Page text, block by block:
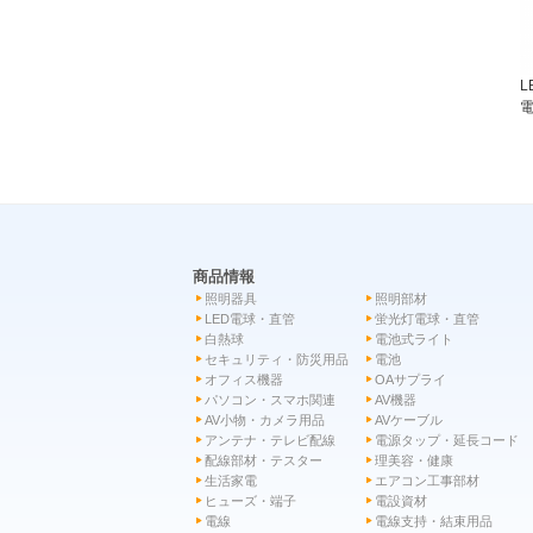
商品情報
照明器具
照明部材
LED電球・直管
蛍光灯電球・直管
白熱球
電池式ライト
セキュリティ・防災用品
電池
オフィス機器
OAサプライ
パソコン・スマホ関連
AV機器
AV小物・カメラ用品
AVケーブル
アンテナ・テレビ配線
電源タップ・延長コード
配線部材・テスター
理美容・健康
生活家電
エアコン工事部材
ヒューズ・端子
電設資材
電線
電線支持・結束用品